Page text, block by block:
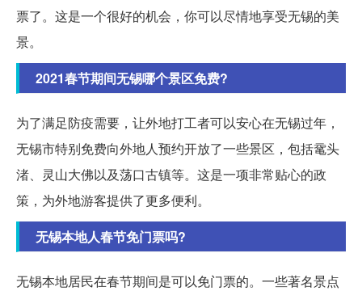
票了。这是一个很好的机会，你可以尽情地享受无锡的美
景。
2021春节期间无锡哪个景区免费?
为了满足防疫需要，让外地打工者可以安心在无锡过年，
无锡市特别免费向外地人预约开放了一些景区，包括鼋头
渚、灵山大佛以及荡口古镇等。这是一项非常贴心的政
策，为外地游客提供了更多便利。
无锡本地人春节免门票吗?
无锡本地居民在春节期间是可以免门票的。一些著名景点